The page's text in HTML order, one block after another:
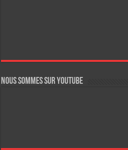
Nous sommes sur YouTube